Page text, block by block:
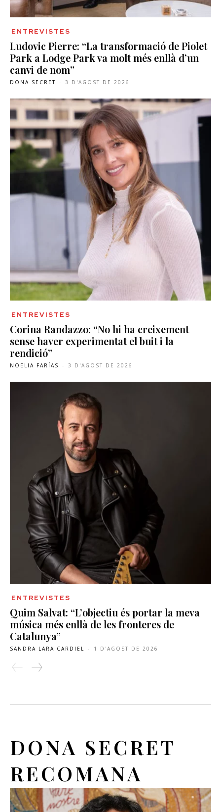
ENTREVISTES
Ludovic Pierre: “La transformació de Piolet
Park a Lodge Park va molt més enllà d’un
canvi de nom”
DONA SECRET - 3 D'AGOST DE 2026
ENTREVISTES
Corina Randazzo: “No hi ha creixement
sense haver experimentat el buit i la
rendició”
NOELIA FARÍAS - 3 D'AGOST DE 2026
ENTREVISTES
Quim Salvat: “L’objectiu és portar la meva
música més enllà de les fronteres de
Catalunya”
SANDRA LARA CARDIEL - 1 D'AGOST DE 2026
DONA SECRET
RECOMANA